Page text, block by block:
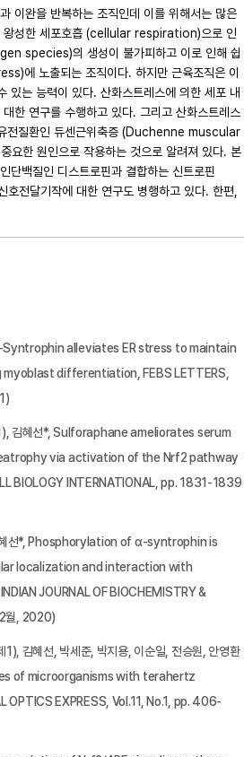
이완을 반복하는 조직인데 이를 위해서는 많은
왕성한 세포호흡 (cellular respiration)으로 인
species)의 생성이 불가피하고 이로 인해 쉽
에 노출되는 조직이다. 하지만 근육조직은 이
있는 능력이 있다. 산화스트레스에 의한 세포 내
한 연구를 수행하고 있다. 그리고 산화스트레스
전질환인 듀센근위축증 (Duchenne muscular
한 원인으로 작용하는 것으로 알려져 있다. 본
단백질인 디스트로핀과 결합하는 신트로핀
전달기작에 대한 연구도 병행하고 있다. 한편,
Syntrophin alleviates ER stress to maintain
differentiation, FEBS LETTERS,
김혜선*, Sulforaphane ameliorates serum
via activation of the Nrf2 pathway
BIOLOGY INTERNATIONAL, pp. 1831-1839
혜선*, Phosphorylation of α-syntrophin is
localization and interaction with
JOURNAL OF BIOCHEMISTRY &
월, 2020)
김혜선, 박세준, 박지용, 이순일, 전승원, 안영환
of microorganisms with terahertz
EXPRESS, Vol.11, No.1, pp. 406-